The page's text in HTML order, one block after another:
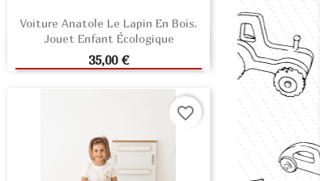
Voiture Anatole Le Lapin En Bois,
Jouet Enfant Écologique
Prix
35,00 €
AJOUTER AU PANIER
favorite_border